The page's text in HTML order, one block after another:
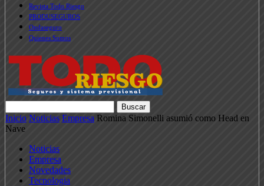
Revista Todo Riesgo
PRODUSEGUROS
Ondaseguro
Quienes Somos
Inicio Noticias Empresa Romina Simonelli asumió como Head en
Nave
Noticias
Empresa
Novedades
Tecnologia